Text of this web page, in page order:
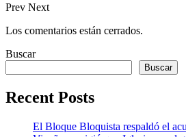
Prev Next
Los comentarios están cerrados.
Buscar
Buscar
Recent Posts
El Bloque Bloquista respaldó el